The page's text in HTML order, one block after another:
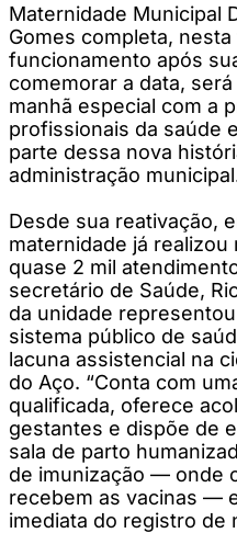
Maternidade Municipal
Gomes completa,
funcionamento após
comemorar a data,
manhã especial com a
profissionais da saúde
parte dessa nova
administração
Desde sua reativação,
maternidade já
quase 2 mil
secretário de Saúde,
da unidade
sistema público de
lacuna assistencial na
do Aço. “Conta com
qualificada, oferece
gestantes e dispõe de
sala de parto
de imunização — onde
recebem as vacinas —
imediata do registro de